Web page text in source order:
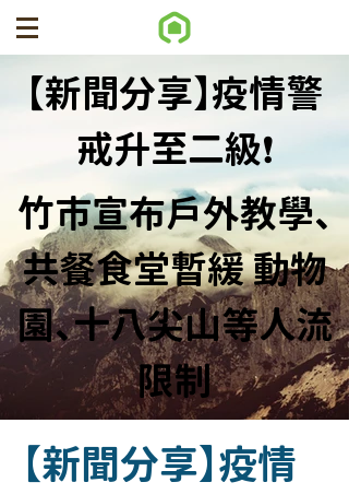
【新聞分享】疫情警
戒升至二級❗
竹市宣布戶外教學、
共餐食堂暫緩 動物
園、十八尖山等人流
限制
【新聞分享】疫情